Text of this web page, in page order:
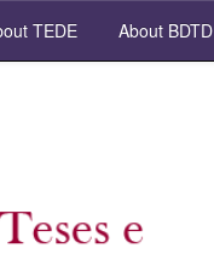
TEDE About BDTD